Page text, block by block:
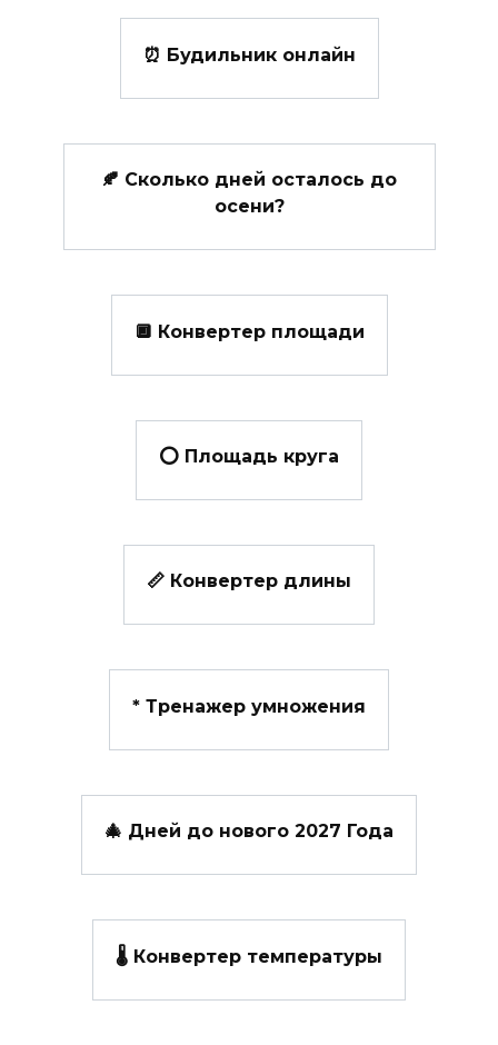
⏰ Будильник онлайн
🍂 Сколько дней осталось до
осени?
🔲 Конвертер площади
⭕ Площадь круга
📏 Конвертер длины
*️ Тренажер умножения
🎄 Дней до нового 2027 Года
🌡️ Конвертер температуры